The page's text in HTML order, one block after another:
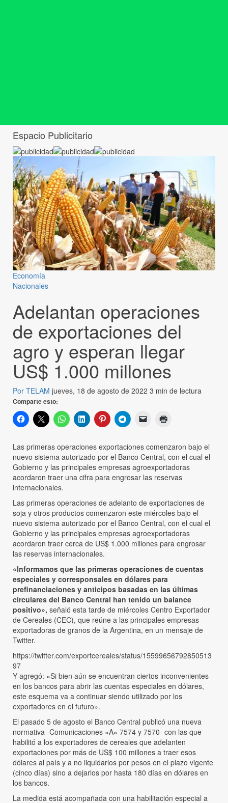
Espacio Publicitario
Economía
Nacionales
Adelantan operaciones
de exportaciones del
agro y esperan llegar
US$ 1.000 millones
Por TELAM jueves, 18 de agosto de 2022 3 min de lectura
Comparte esto:
Las primeras operaciones exportaciones comenzaron bajo el
nuevo sistema autorizado por el Banco Central, con el cual el
Gobierno y las principales empresas agroexportadoras
acordaron traer una cifra para engrosar las reservas
internacionales.
Las primeras operaciones de adelanto de exportaciones de
soja y otros productos comenzaron este miércoles bajo el
nuevo sistema autorizado por el Banco Central, con el cual el
Gobierno y las principales empresas agroexportadoras
acordaron traer cerca de US$ 1.000 millones para engrosar
las reservas internacionales.
«Informamos que las primeras operaciones de cuentas
especiales y corresponsales en dólares para
prefinanciaciones y anticipos basadas en las últimas
circulares del Banco Central han tenido un balance
positivo», señaló esta tarde de miércoles Centro Exportador
de Cereales (CEC), que reúne a las principales empresas
exportadoras de granos de la Argentina, en un mensaje de
Twitter.
https://twitter.com/exportcereales/status/15599656792850513
97
Y agregó: «Si bien aún se encuentran ciertos inconvenientes
en los bancos para abrir las cuentas especiales en dólares,
este esquema va a continuar siendo utilizado por los
exportadores en el futuro».
El pasado 5 de agosto el Banco Central publicó una nueva
normativa -Comunicaciones «A» 7574 y 7570- con las que
habilitó a los exportadores de cereales que adelanten
exportaciones por más de US$ 100 millones a traer esos
dólares al país y a no liquidarlos por pesos en el plazo vigente
(cinco días) sino a dejarlos por hasta 180 días en dólares en
los bancos.
La medida está acompañada con una habilitación especial a